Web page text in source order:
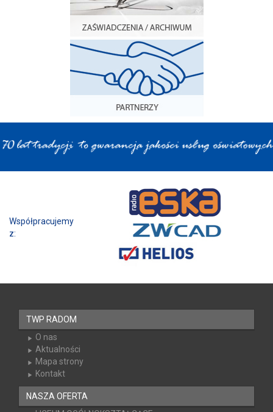
Współpracujemy z:
TWP RADOM
O nas
Aktualności
Mapa strony
Kontakt
NASZA OFERTA